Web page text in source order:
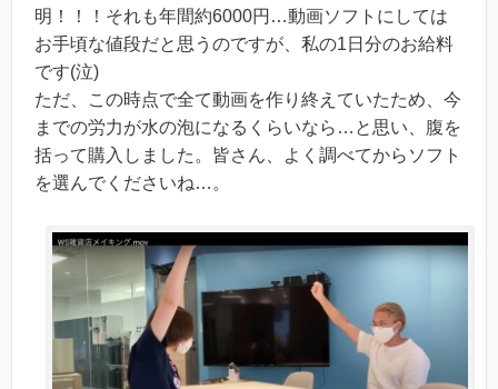
明！！！それも年間約6000円…動画ソフトにしては
お手頃な値段だと思うのですが、私の1日分のお給料
です(泣)
ただ、この時点で全て動画を作り終えていたため、今
までの労力が水の泡になるくらいなら…と思い、腹を
括って購入しました。皆さん、よく調べてからソフト
を選んでくださいね…。